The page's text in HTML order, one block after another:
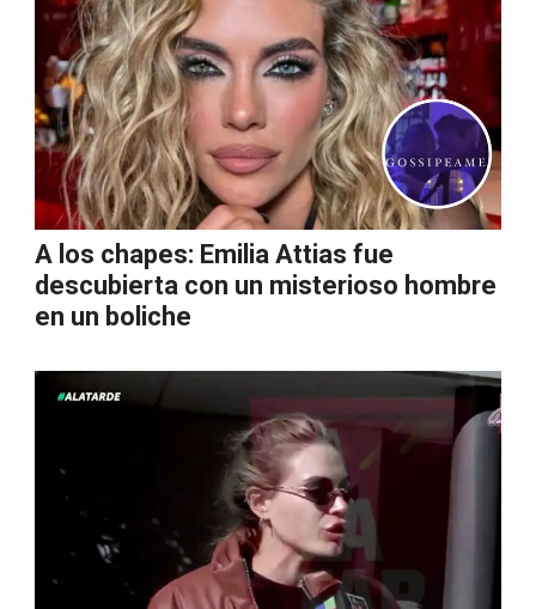
A los chapes: Emilia Attias fue
descubierta con un misterioso hombre
en un boliche